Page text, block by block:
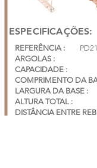
ESPECIFICAÇÕES:
REFERÊNCIA :
ARGOLAS :
CAPACIDADE :
COMPRIMENTO DA
LARGURA DA BASE :
ALTURA TOTAL :
DISTÂNCIA ENTRE